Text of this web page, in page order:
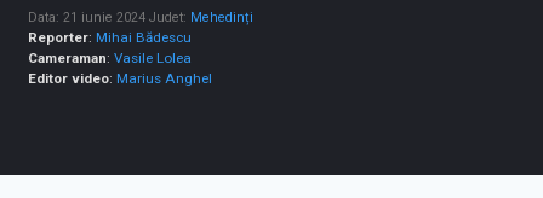
Data: 21 iunie 2024 Judet: Mehedinți
Reporter: Mihai Bădescu
Cameraman:Vasile Lolea
Editor video: Marius Anghel